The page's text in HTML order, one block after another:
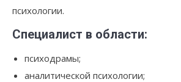
психологии.
Специалист в области:
психодрамы;
аналитической психологии;